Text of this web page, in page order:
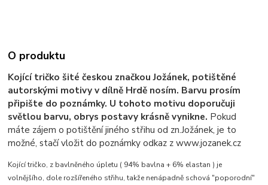
O produktu
Kojící tričko šité českou značkou Jožánek, potištěné
autorskými motivy v dílně Hrdě nosím. Barvu prosím
připište do poznámky. U tohoto motivu doporučuji
světlou barvu, obrys postavy krásně vynikne. Pokud
máte zájem o potištění jiného střihu od zn.Jožánek, je to
možné, stačí vložit do poznámky odkaz z www.jozanek.cz
Kojící tričko, z bavlněného úpletu ( 94% bavlna + 6% elastan ) je
volnějšího, dole rozšířeného střihu, takže nenápadně schová "poporodní"